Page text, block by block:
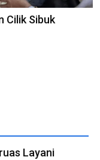
Cilik Sibuk
Layani